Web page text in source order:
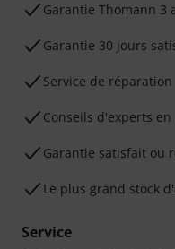
Ga­ran­tie Thomann 3
Garantie 30 jours
Service de réparation
Conseils d'experts
Garantie satisfait ou
Le plus grand stock
Service